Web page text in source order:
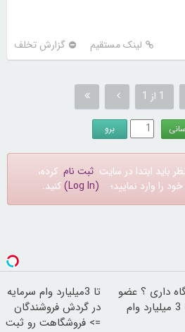
لینک مستقیم گزارش تخلف
1 از 1
باید ابتدا در سایت ثبت نام کرده،
را وارد نمایید؛ (Log In) کنید.
داری ؟ عضو
شو تا 3 میلیارد وام
تا 3میلیارد وام سرمایه
در گردش فروشندگان
=> فروشگاهت رو ثبت